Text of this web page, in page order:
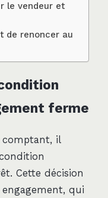
le vendeur et
de renoncer au
ferme
comptant, il
Cette décision
qui